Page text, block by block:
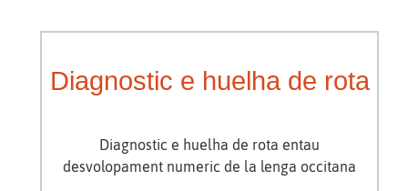
Diagnostic e huelha de rota
Diagnostic e huelha de rota entau
desvolopament numeric de la lenga occitana